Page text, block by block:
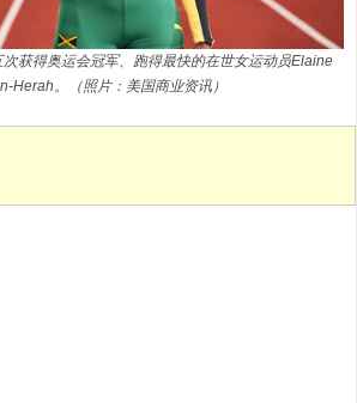
获得奥运会冠军、跑得最快的在世女运动员Elaine
Herah。（照片：美国商业资讯）